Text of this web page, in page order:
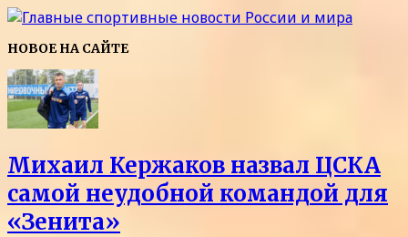
НОВОЕ НА САЙТЕ
Михаил Кержаков назвал ЦСКА
самой неудобной командой для
«Зенита»